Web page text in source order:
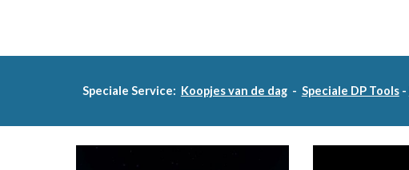
Speciale Service: Koopjes van de dag- Speciale DP Tools-